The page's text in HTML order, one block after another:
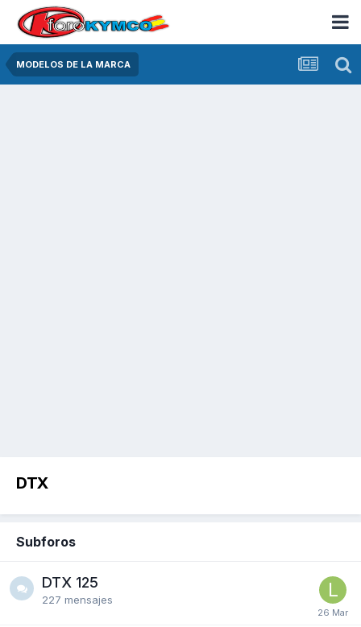
MODELOS DE LA MARCA
DTX
Subforos
DTX 125
227 mensajes